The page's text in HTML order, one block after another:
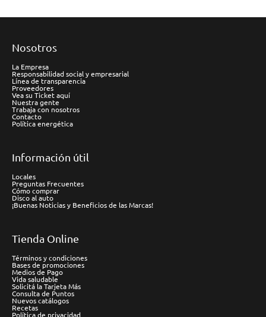
Nosotros
La Empresa
Responsabilidad social y empresarial
Línea de transparencia
Proveedores
Vea su Ticket aquí
Nuestra gente
Trabaja con nosotros
Contacto
Política energética
Información útil
Locales
Preguntas Frecuentes
Cómo comprar
Disco al auto
¡Buenas Noticias y Beneficios de las Marcas!
Tienda Online
Términos y condiciones
Bases de promociones
Medios de Pago
Vida saludable
Solicitá la Tarjeta Más
Consulta de Puntos
Nuevos catálogos
Recetas
Política de privacidad